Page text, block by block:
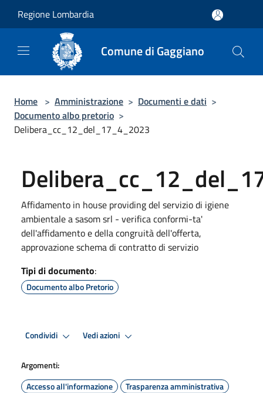
Regione Lombardia
Comune di Gaggiano
Home > Amministrazione > Documenti e dati >
Documento albo pretorio >
Delibera_cc_12_del_17_4_2023
Affidamento in house providing del servizio di igiene
ambientale a sasom srl - verifica conformi-ta'
dell'affidamento e della congruità dell'offerta,
approvazione schema di contratto di servizio
Tipi di documento:
Documento albo Pretorio
Condividi Vedi azioni
Argomenti:
Accesso all'informazione
Trasparenza amministrativa